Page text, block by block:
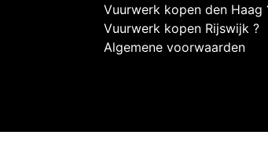
Vuurwerk kopen den Haag
Vuurwerk kopen Rijswijk ?
Algemene voorwaarden